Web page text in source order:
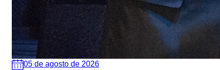
05 de agosto de 2026